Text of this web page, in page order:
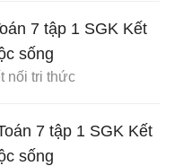
7 tập 1 SGK Kết
sống
nối tri thức
7 tập 1 SGK Kết
sống